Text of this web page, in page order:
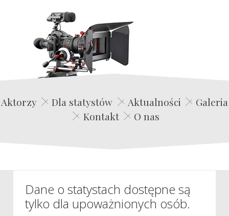
Edwin Film Agencja Aktorska
Aktorzy Dla statystów Aktualności
Galeria
Kontakt
O nas
Dane o statystach dostępne są
tylko dla upoważnionych osób.